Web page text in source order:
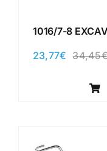
1016/7-8
34,45
23,77€